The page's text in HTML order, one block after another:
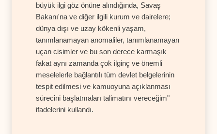
büyük ilgi göz önüne alındığında, Savaş
Bakanı'na ve diğer ilgili kurum ve dairelere;
dünya dışı ve uzay kökenli yaşam,
tanımlanamayan anomaliler, tanımlanamayan
uçan cisimler ve bu son derece karmaşık
fakat aynı zamanda çok ilginç ve önemli
meselelerle bağlantılı tüm devlet belgelerinin
tespit edilmesi ve kamuoyuna açıklanması
sürecini başlatmaları talimatını vereceğim"
ifadelerini kullandı.